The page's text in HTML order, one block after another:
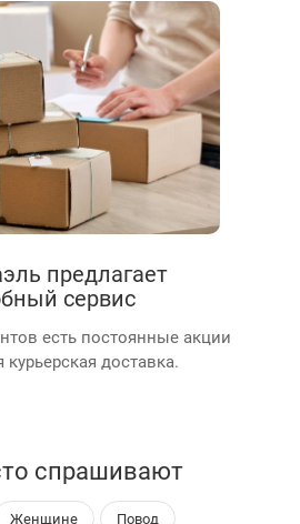
предлагает
сервис
есть постоянные акции
курьерская доставка.
спрашивают
Женщине Повод